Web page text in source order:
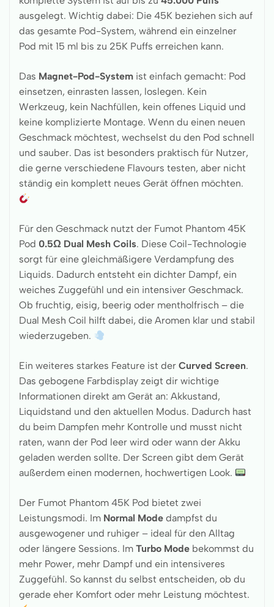
ausgelegt. Wichtig dabei: Die 45K beziehen sich auf
das gesamte Pod-System, während ein einzelner
Pod mit 15 ml bis zu 25K Puffs erreichen kann.
Das Magnet-Pod-System ist einfach gemacht: Pod
einsetzen, einrasten lassen, loslegen. Kein
Werkzeug, kein Nachfüllen, kein offenes Liquid und
keine komplizierte Montage. Wenn du einen neuen
Geschmack möchtest, wechselst du den Pod schnell
und sauber. Das ist besonders praktisch für Nutzer,
die gerne verschiedene Flavours testen, aber nicht
ständig ein komplett neues Gerät öffnen möchten.
Für den Geschmack nutzt der Fumot Phantom 45K
Pod 0.5Ω Dual Mesh Coils. Diese Coil-Technologie
sorgt für eine gleichmäßigere Verdampfung des
Liquids. Dadurch entsteht ein dichter Dampf, ein
weiches Zuggefühl und ein intensiver Geschmack.
Ob fruchtig, eisig, beerig oder mentholfrisch – die
Dual Mesh Coil hilft dabei, die Aromen klar und stabil
wiederzugeben.
Ein weiteres starkes Feature ist der Curved Screen.
Das gebogene Farbdisplay zeigt dir wichtige
Informationen direkt am Gerät an: Akkustand,
Liquidstand und den aktuellen Modus. Dadurch hast
du beim Dampfen mehr Kontrolle und musst nicht
raten, wann der Pod leer wird oder wann der Akku
geladen werden sollte. Der Screen gibt dem Gerät
außerdem einen modernen, hochwertigen Look.
Der Fumot Phantom 45K Pod bietet zwei
Leistungsmodi. Im Normal Mode dampfst du
ausgewogener und ruhiger – ideal für den Alltag
oder längere Sessions. Im Turbo Mode bekommst du
mehr Power, mehr Dampf und ein intensiveres
Zuggefühl. So kannst du selbst entscheiden, ob du
gerade eher Komfort oder mehr Leistung möchtest.